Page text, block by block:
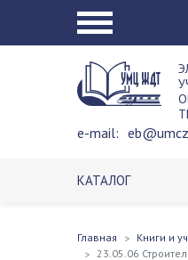
e-mail:
КАТАЛОГ
Главная Книги и
23.05.06